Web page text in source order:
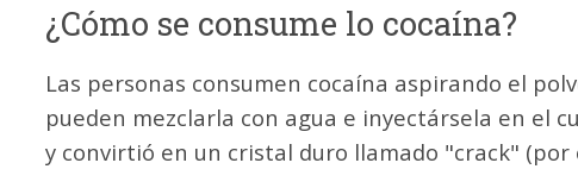
¿Cómo se consume lo cocaína?
Las personas consumen cocaína aspirando el
pueden mezclarla con agua e inyectársela en el
y convirtió en un cristal duro llamado "crack" (por